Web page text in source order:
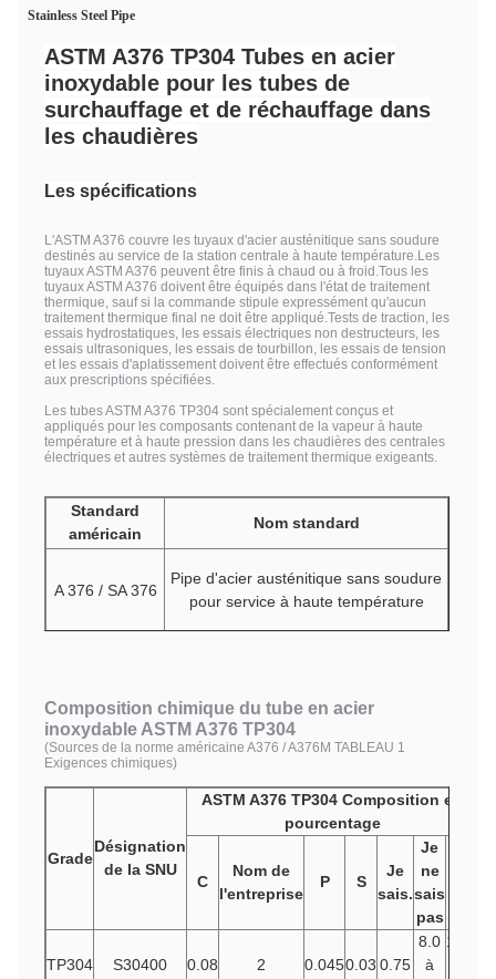
Stainless Steel Pipe
ASTM A376 TP304 Tubes en acier
inoxydable pour les tubes de
surchauffage et de réchauffage dans
les chaudières
Les spécifications
L'ASTM A376 couvre les tuyaux d'acier austénitique sans soudure
destinés au service de la station centrale à haute température.Les
tuyaux ASTM A376 peuvent être finis à chaud ou à froid.Tous les
tuyaux ASTM A376 doivent être équipés dans l'état de traitement
thermique, sauf si la commande stipule expressément qu'aucun
traitement thermique final ne doit être appliqué.Tests de traction, les
essais hydrostatiques, les essais électriques non destructeurs, les
essais ultrasoniques, les essais de tourbillon, les essais de tension
et les essais d'aplatissement doivent être effectués conformément
aux prescriptions spécifiées.
Les tubes ASTM A376 TP304 sont spécialement conçus et
appliqués pour les composants contenant de la vapeur à haute
température et à haute pression dans les chaudières des centrales
électriques et autres systèmes de traitement thermique exigeants.
Standard
américain
Nom standard
A 376 / SA 376
Pipe d'acier austénitique sans soudure
pour service à haute température
Composition chimique du tube en acier
inoxydable ASTM A376 TP304
(Sources de la norme américaine A376 / A376M TABLEAU 1
Exigences chimiques)
Grade
Désignation
de la SNU
ASTM A376 TP304 Composition en
pourcentage
C
Nom de
l'entreprise
P S
Je
sais.
Je
ne
sais
pas
TP304 S30400 0.08 2 0.0450.03 0.75
8.0
à
18.0